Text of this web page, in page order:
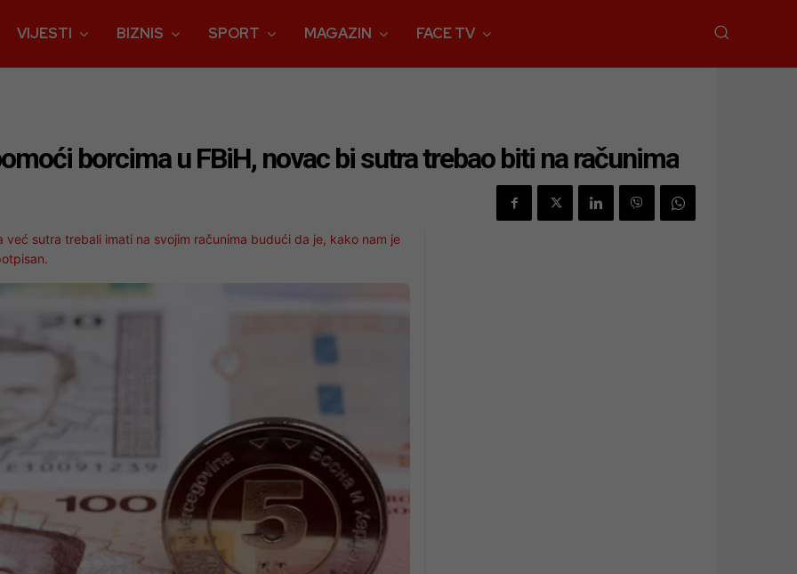
VIJESTI BIZNIS SPORT MAGAZIN FACE TV
borcima u FBiH, novac bi sutra trebao biti na računima
sutra trebali imati na svojim računima budući da je, kako nam je